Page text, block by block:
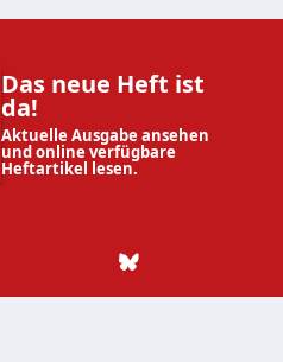
Das neue Heft ist
da!
Aktuelle Ausgabe ansehen
und online verfügbare
Heftartikel lesen.